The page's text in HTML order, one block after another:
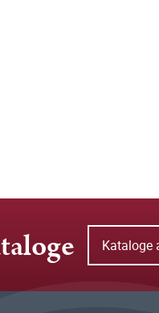
Kataloge